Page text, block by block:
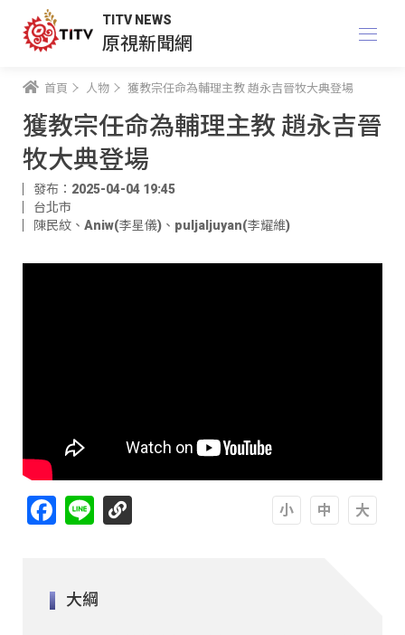
TITV NEWS
原視新聞網
首頁 人物 獲教宗任命為輔理主教 趙永吉晉牧大典登場
獲教宗任命為輔理主教 趙永吉晉
牧大典登場
發布：2025-04-04 19:45
台北市
陳民紋 、 Aniw(李星儀) 、 puljaljuyan(李耀維)
Facebook
Line
大綱